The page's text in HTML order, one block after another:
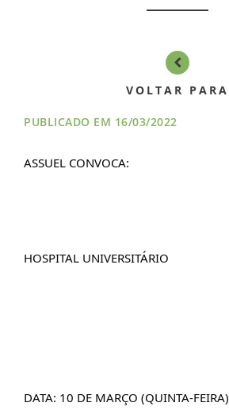
CONTATO
VOLTAR PARA
PUBLICADO EM 16/03/2022
ASSUEL CONVOCA:
HOSPITAL UNIVERSITÁRIO
DATA: 10 DE MARÇO (QUINTA-FEIRA)